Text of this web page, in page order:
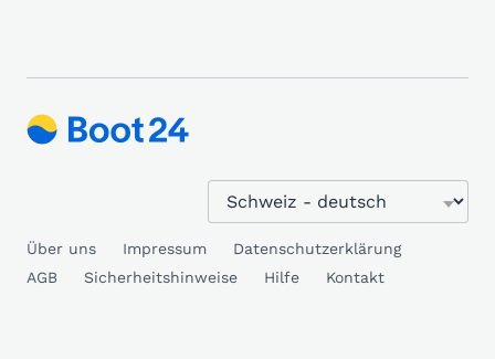
Über uns Impressum
Datenschutzerklärung
AGB
Sicherheitshinweise Hilfe Kontakt